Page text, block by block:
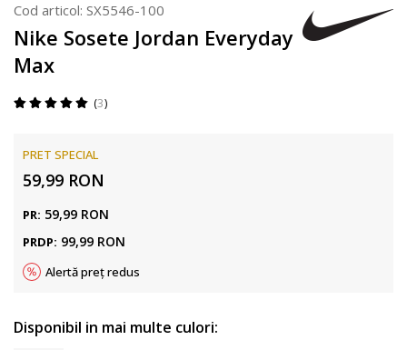
Cod articol: SX5546-100
Nike Sosete Jordan Everyday
Max
3
PRET SPECIAL
59,99 RON
PR: 59,99 RON
PRDP: 99,99 RON
Alertă preț redus
Disponibil in mai multe culori: